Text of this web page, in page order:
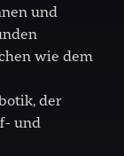
und
wie dem
der
und